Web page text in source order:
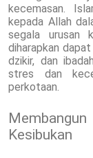
kecemasan.
kepada Allah
segala urusan
diharapkan
dzikir, dan
stres dan
perkotaan.
Kesibukan